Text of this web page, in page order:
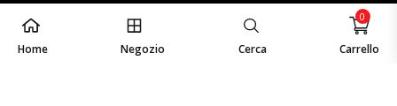
Home Negozio Cerca Carrello
0